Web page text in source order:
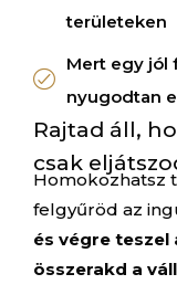
területeken
Mert egy jól
nyugodtan
Rajtad áll,
csak
Homokozhatsz
felgyűröd az
és végre teszel
összerakd a